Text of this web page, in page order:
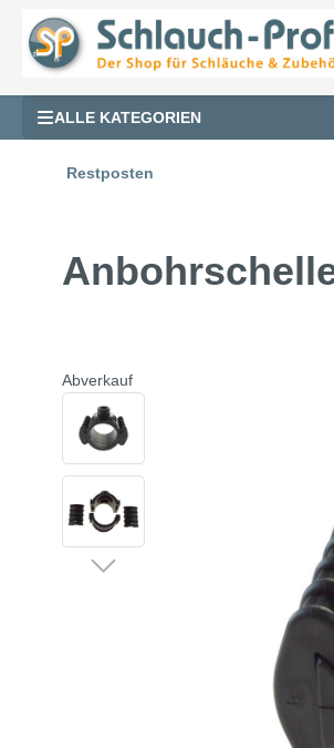
ALLE KATEGORIEN
Restposten
Abverkauf